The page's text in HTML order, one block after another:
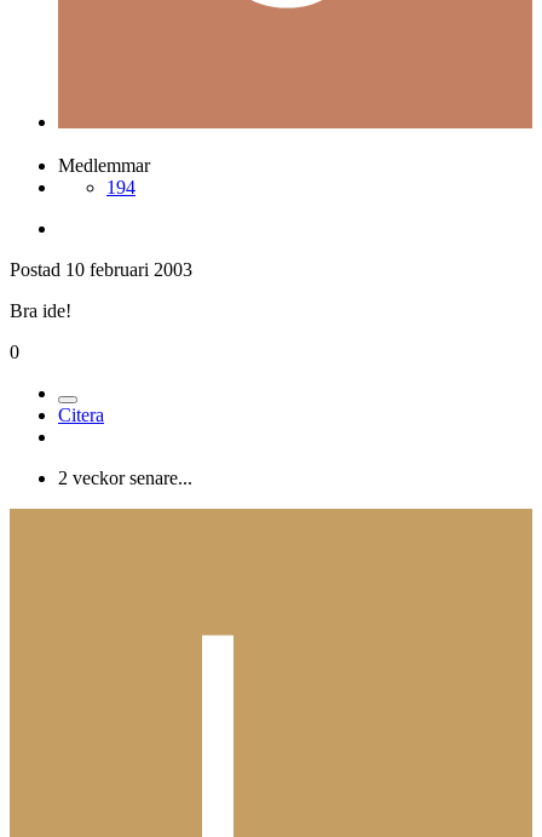
Medlemmar
194
Postad 10 februari 2003
Bra ide!
0
Citera
2 veckor senare...